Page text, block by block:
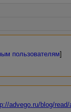
пользователям]
advego.ru/blog/